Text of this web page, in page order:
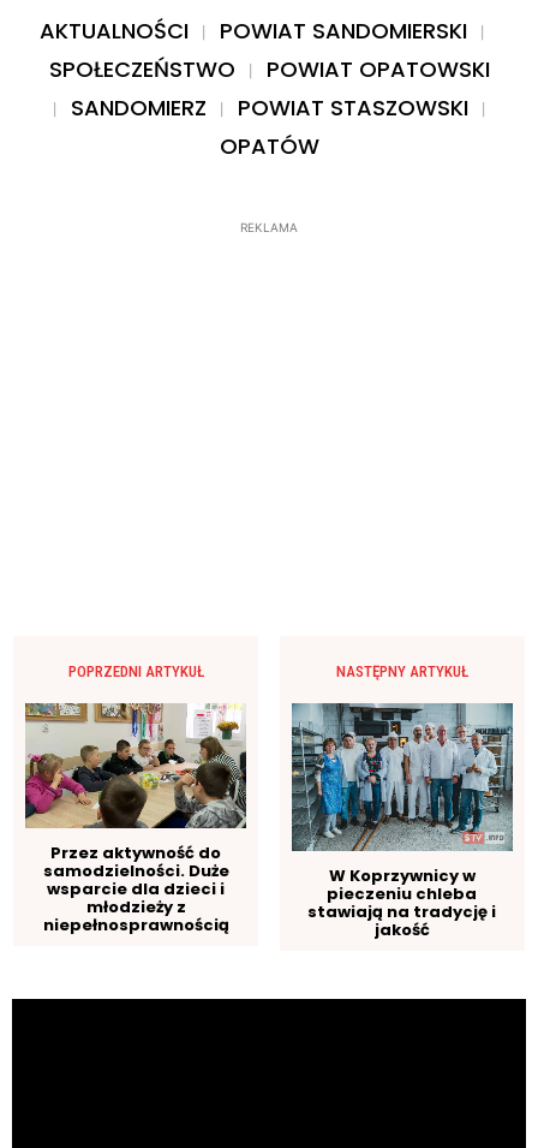
AKTUALNOŚCI
POWIAT SANDOMIERSKI
SPOŁECZEŃSTWO
POWIAT OPATOWSKI
SANDOMIERZ
POWIAT STASZOWSKI
OPATÓW
REKLAMA
POPRZEDNI ARTYKUŁ
Przez aktywność do
samodzielności. Duże
wsparcie dla dzieci i
młodzieży z
niepełnosprawnością
NASTĘPNY ARTYKUŁ
W Koprzywnicy w
pieczeniu chleba
stawiają na tradycję i
jakość